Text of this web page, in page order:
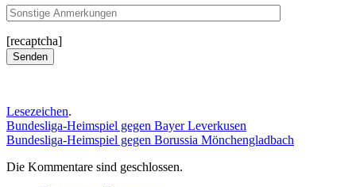
[recaptcha]
Lesezeichen.
Bundesliga-Heimspiel gegen Bayer Leverkusen
Bundesliga-Heimspiel gegen Borussia Mönchengladbach
Die Kommentare sind geschlossen.